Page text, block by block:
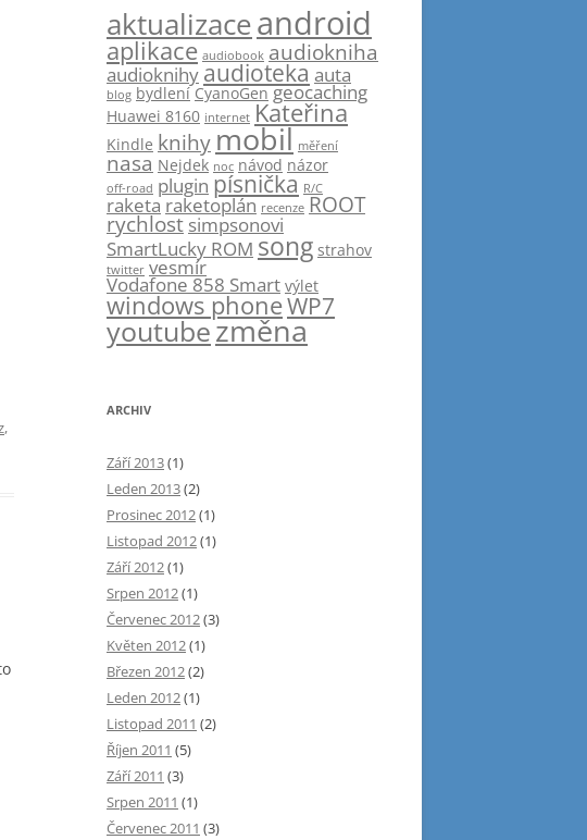
,
aktualizaceandroid
aplikace audiobook audiokniha
audioknihy audioteka auta
blog bydlení CyanoGen geocaching
Huawei 8160 internet Kateřina
Kindle knihy mobil měření
nasa Nejdek noc návod názor
off-road plugin písnička R/C
raketa raketoplán recenze ROOT
rychlost simpsonovi
SmartLucky ROM song strahov
twitter vesmír
Vodafone 858 Smart výlet
windows phoneWP7
youtubezměna
ARCHIV
Září 2013(1)
Leden 2013(2)
Prosinec 2012(1)
Listopad 2012(1)
Září 2012(1)
Srpen 2012(1)
Červenec 2012(3)
Květen 2012(1)
Březen 2012(2)
Leden 2012(1)
Listopad 2011 (2)
Říjen 2011 (5)
Září 2011 (3)
Srpen 2011 (1)
Červenec 2011 (3)